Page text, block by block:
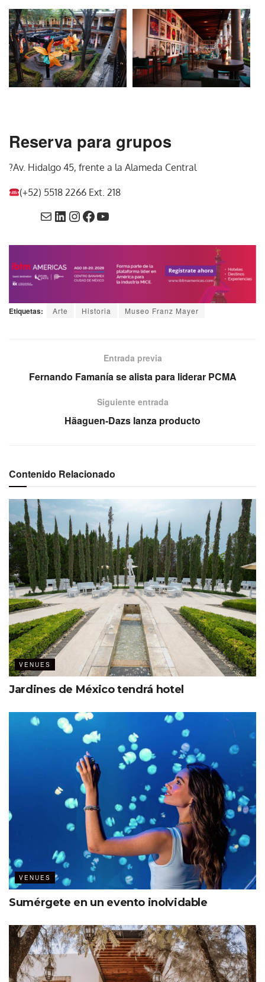
Reserva para grupos
?Av. Hidalgo 45, frente a la Alameda Central
(+52) 5518 2266 Ext. 218
Etiquetas: Arte Historia Museo Franz Mayer
Entrada previa
Fernando Famanía se alista para liderar PCMA
Siguiente entrada
Häaguen-Dazs lanza producto
Contenido Relacionado
VENUES
Jardines de México tendrá hotel
VENUES
Sumérgete en un evento inolvidable